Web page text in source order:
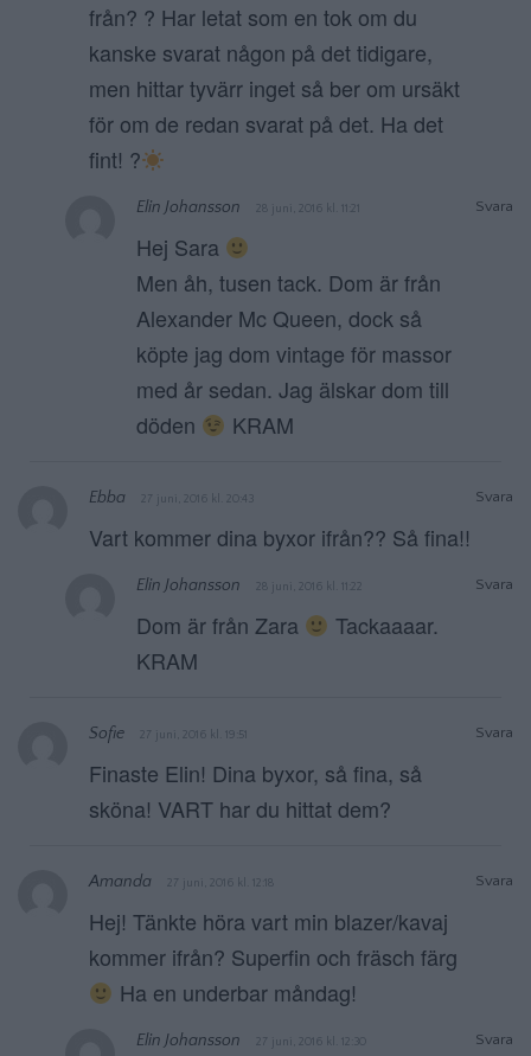
från? ? Har letat som en tok om du
kanske svarat någon på det tidigare,
men hittar tyvärr inget så ber om ursäkt
för om de redan svarat på det. Ha det
fint! ?
Svara
Elin Johansson 28 juni, 2016 kl. 11:21
Hej Sara
Men åh, tusen tack. Dom är från
Alexander Mc Queen, dock så
köpte jag dom vintage för massor
med år sedan. Jag älskar dom till
döden
KRAM
Svara
Ebba 27 juni, 2016 kl. 20:43
Vart kommer dina byxor ifrån?? Så fina!!
Svara
Elin Johansson 28 juni, 2016 kl. 11:22
Dom är från Zara
Tackaaaar.
KRAM
Svara
Sofie 27 juni, 2016 kl. 19:51
Finaste Elin! Dina byxor, så fina, så
sköna! VART har du hittat dem?
Svara
Amanda 27 juni, 2016 kl. 12:18
Hej! Tänkte höra vart min blazer/kavaj
kommer ifrån? Superfin och fräsch färg
Ha en underbar måndag!
Svara
Elin Johansson 27 juni, 2016 kl. 12:30